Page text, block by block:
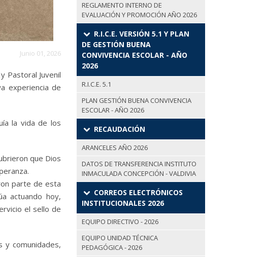
Junio 01, 2026
Pastoral Juvenil
experiencia de
la vida de los
que Dios
parte de esta
actuando hoy,
el sello de
y comunidades,
REGLAMENTO INTERNO DE
EVALUACIÓN Y PROMOCIÓN AÑO 2026
R.I.C.E. VERSIÓN 5.1 Y PLAN
DE GESTIÓN BUENA
CONVIVENCIA ESCOLAR - AÑO
2026
R.I.C.E. 5.1
PLAN GESTIÓN BUENA CONVIVENCIA
ESCOLAR - AÑO 2026
RECAUDACIÓN
ARANCELES AÑO 2026
DATOS DE TRANSFERENCIA INSTITUTO
INMACULADA CONCEPCIÓN - VALDIVIA
CORREOS ELECTRÓNICOS
INSTITUCIONALES 2026
EQUIPO DIRECTIVO - 2026
EQUIPO UNIDAD TÉCNICA
PEDAGÓGICA - 2026